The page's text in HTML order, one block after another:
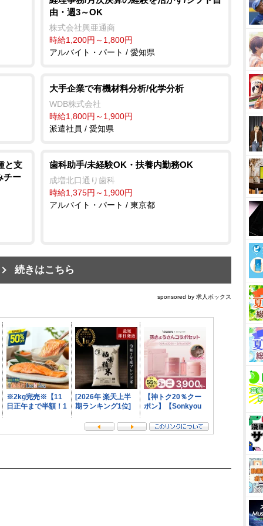
由・週3～OK
株式会社興亜通商
時給1,200円～1,800円
アルバイト・パート / 愛知県
大手企業で有機材料分析/化学分析
WDB株式会社
時給1,800円～1,900円
派遣社員 / 愛知県
と支
チー
歯科助手/未経験OK・扶養内勤務OK
成増北口通り歯科
時給1,375円～1,900円
アルバイト・パート / 東京都
続きはこちら
sponsored by 求人ボックス